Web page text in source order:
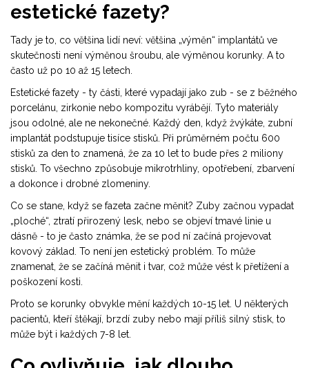
estetické fazety?
Tady je to, co většina lidí neví: většina „výměn“ implantátů ve
skutečnosti není výměnou šroubu, ale výměnou korunky. A to
často už po 10 až 15 letech.
Estetické fazety - ty části, které vypadají jako zub - se z běžného
porcelánu, zirkonie nebo kompozitu vyrábějí. Tyto materiály
jsou odolné, ale ne nekonečné. Každý den, když žvýkáte, zubní
implantát podstupuje tisíce stisků. Při průměrném počtu 600
stisků za den to znamená, že za 10 let to bude přes 2 miliony
stisků. To všechno způsobuje mikrotrhliny, opotřebení, zbarvení
a dokonce i drobné zlomeniny.
Co se stane, když se fazeta začne měnit? Zuby začnou vypadat
„ploché“, ztratí přirozený lesk, nebo se objeví tmavé linie u
dásně - to je často známka, že se pod ní začíná projevovat
kovový základ. To není jen estetický problém. To může
znamenat, že se začíná měnit i tvar, což může vést k přetížení a
poškození kosti.
Proto se korunky obvykle mění každých 10-15 let. U některých
pacientů, kteří štěkají, brzdí zuby nebo mají příliš silný stisk, to
může být i každých 7-8 let.